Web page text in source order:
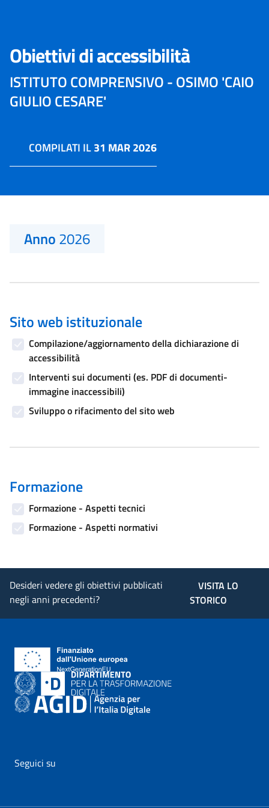
Obiettivi di accessibilità
ISTITUTO COMPRENSIVO - OSIMO 'CAIO
GIULIO CESARE'
COMPILATI IL31 MAR 2026
Anno2026
Sito web istituzionale
Compilazione/aggiornamento della dichiarazione di
accessibilità
Interventi sui documenti (es. PDF di documenti-
immagine inaccessibili)
Sviluppo o rifacimento del sito web
Formazione
Formazione - Aspetti tecnici
Formazione - Aspetti normativi
Desideri vedere gli obiettivi pubblicati
negli anni precedenti?
VISITA LO
STORICO
Seguici su